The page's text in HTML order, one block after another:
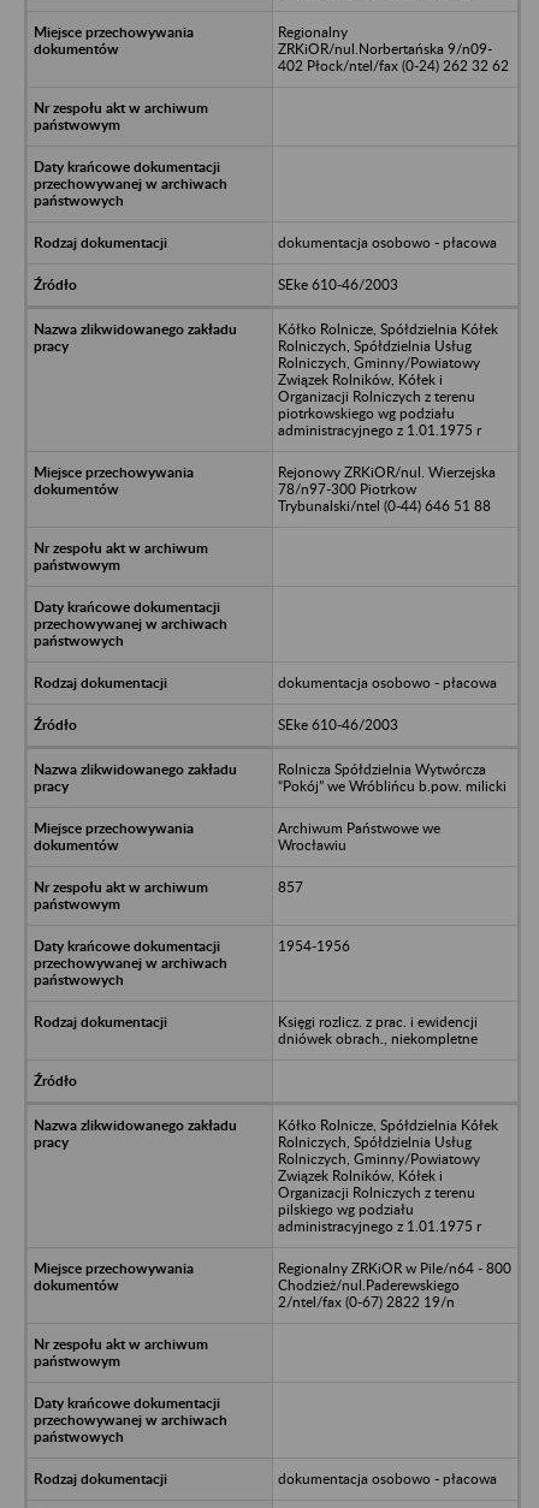
Regionalny
ZRKiOR/nul.Norbertańska 9/n09-
402 Płock/ntel/fax (0-24) 262 32 62
dokumentacja osobowo - płacowa
SEke 610-46/2003
Kółko Rolnicze, Spółdzielnia Kółek
Rolniczych, Spółdzielnia Usług
Rolniczych, Gminny/Powiatowy
Związek Rolników, Kółek i
Organizacji Rolniczych z terenu
piotrkowskiego wg podziału
administracyjnego z 1.01.1975 r
Rejonowy ZRKiOR/nul. Wierzejska
78/n97-300 Piotrkow
Trybunalski/ntel (0-44) 646 51 88
dokumentacja osobowo - płacowa
SEke 610-46/2003
Rolnicza Spółdzielnia Wytwórcza
“Pokój” we Wróblińcu b.pow. milicki
Archiwum Państwowe we
Wrocławiu
857
1954-1956
Księgi rozlicz. z prac. i ewidencji
dniówek obrach., niekompletne
Kółko Rolnicze, Spółdzielnia Kółek
Rolniczych, Spółdzielnia Usług
Rolniczych, Gminny/Powiatowy
Związek Rolników, Kółek i
Organizacji Rolniczych z terenu
pilskiego wg podziału
administracyjnego z 1.01.1975 r
Regionalny ZRKiOR w Pile/n64 - 800
Chodzież/nul.Paderewskiego
2/ntel/fax (0-67) 2822 19/n
dokumentacja osobowo - płacowa